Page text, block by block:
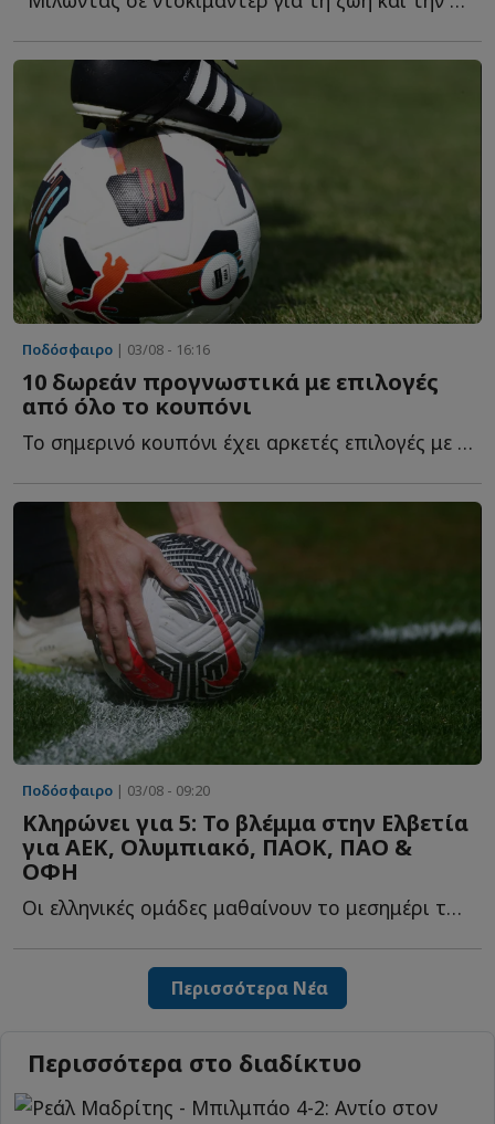
Ποδόσφαιρο | 03/08 - 16:16
10 δωρεάν προγνωστικά με επιλογές
από όλο το κουπόνι
Το σημερινό κουπόνι έχει αρκετές επιλογές με ενδιαφέρον κ...
Ποδόσφαιρο | 03/08 - 09:20
Κληρώνει για 5: Το βλέμμα στην Ελβετία
για ΑΕΚ, Ολυμπιακό, ΠΑΟΚ, ΠAO &
ΟΦΗ
Οι ελληνικές ομάδες μαθαίνουν το μεσημέρι τους αντιπάλους τ...
Περισσότερα Νέα
Περισσότερα στο διαδίκτυο